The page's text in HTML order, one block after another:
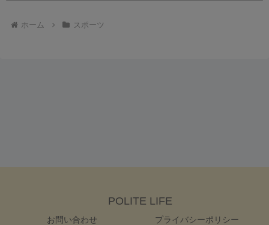
ホーム スポーツ
POLITE LIFE
お問い合わせ
プライバシーポリシー